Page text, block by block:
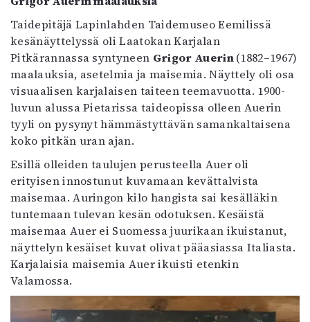
Taidepitäjä Lapinlahden Taidemuseo Eemilissä
kesänäyttelyssä oli Laatokan Karjalan
Pitkärannassa syntyneen Grigor Auerin(1882–1967)
maalauksia, asetelmia ja maisemia. Näyttely oli osa
visuaalisen karjalaisen taiteen teemavuotta. 1900-
luvun alussa Pietarissa taideopissa olleen Auerin
tyyli on pysynyt hämmästyttävän samankaltaisena
koko pitkän uran ajan.
Esillä olleiden taulujen perusteella Auer oli
erityisen innostunut kuvamaan kevättalvista
maisemaa. Auringon kilo hangista sai kesälläkin
tuntemaan tulevan kesän odotuksen. Kesäistä
maisemaa Auer ei Suomessa juurikaan ikuistanut,
näyttelyn kesäiset kuvat olivat pääasiassa Italiasta.
Karjalaisia maisemia Auer ikuisti etenkin
Valamossa.